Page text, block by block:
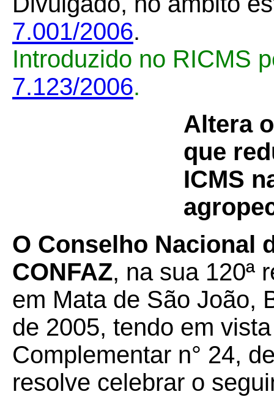
7.001/2006.
Introduzido no RICMS
7.123/2006.
Altera
que
ICMS
O Conselho Nacional
CONFAZ, na sua 120ª
em Mata de São João,
de 2005, tendo em
Complementar n° 24,
resolve celebrar o